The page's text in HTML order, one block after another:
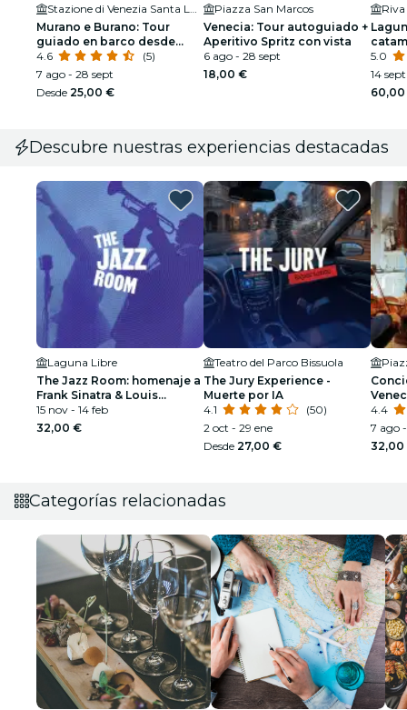
Murano e Burano: Tour
guiado en barco desde
Murano con fábrica de
soplado de vidrio
4.6
(5)
7 ago - 28 sept
Desde 25,00 €
Piazza San Marcos
Venecia: Tour autoguiado +
Aperitivo Spritz con vista
6 ago - 28 sept
18,00 €
5.0
14 sept
Descubre nuestras experiencias destacadas
Laguna Libre
The Jazz Room: homenaje a
Frank Sinatra & Louis
Armstrong
15 nov - 14 feb
32,00 €
Teatro del Parco Bissuola
The Jury Experience -
Muerte por IA
4.1
(50)
2 oct - 29 ene
Desde 27,00 €
4.4
7 ago
32,00
Categorías relacionadas